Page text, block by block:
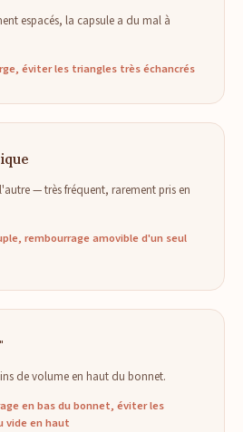
espacés, la capsule a du mal à
éviter les triangles très échancrés
— très fréquent, rarement pris en
rembourrage amovible d'un seul
de volume en haut du bonnet.
en bas du bonnet, éviter les
vide en haut